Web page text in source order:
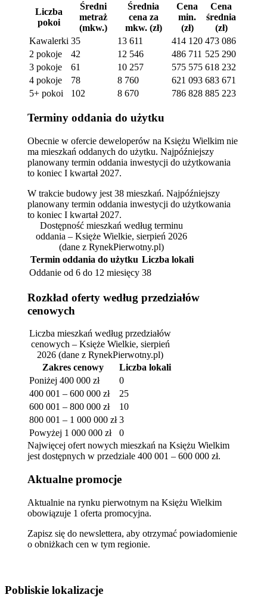
Liczba
pokoi
Średni
metraż
(mkw.)
Średnia
cena za
mkw. (zł)
Cena
min.
(zł)
Cena
średnia
(zł)
Kawalerki 35 13 611 414 120 473 086
2 pokoje
42 12 546 486 711 525 290
3 pokoje
61 10 257 575 575 618 232
4 pokoje
78 8 760 621 093 683 671
5+ pokoi
102 8 670 786 828 885 223
Terminy oddania do użytku
Obecnie w ofercie deweloperów na Księżu Wielkim nie
ma mieszkań oddanych do użytku. Najpóźniejszy
planowany termin oddania inwestycji do użytkowania
to koniec I kwartał 2027.
W trakcie budowy jest 38 mieszkań. Najpóźniejszy
planowany termin oddania inwestycji do użytkowania
to koniec I kwartał 2027.
Dostępność mieszkań według terminu
oddania – Księże Wielkie, sierpień 2026
(dane z RynekPierwotny.pl)
Termin oddania do użytku Liczba lokali
Oddanie od 6 do 12 miesięcy 38
Rozkład oferty według przedziałów
cenowych
Liczba mieszkań według przedziałów
cenowych – Księże Wielkie, sierpień
2026 (dane z RynekPierwotny.pl)
Zakres cenowy
Liczba lokali
Poniżej 400 000 zł
0
400 001 – 600 000 zł
25
600 001 – 800 000 zł
10
800 001 – 1 000 000 zł 3
Powyżej 1 000 000 zł
0
Najwięcej ofert nowych mieszkań na Księżu Wielkim
jest dostępnych w przedziale 400 001 – 600 000 zł.
Aktualne promocje
Aktualnie na rynku pierwotnym na Księżu Wielkim
obowiązuje 1 oferta promocyjna.
Zapisz się do newslettera, aby otrzymać powiadomienie
o obniżkach cen w tym regionie.
Pobliskie lokalizacje